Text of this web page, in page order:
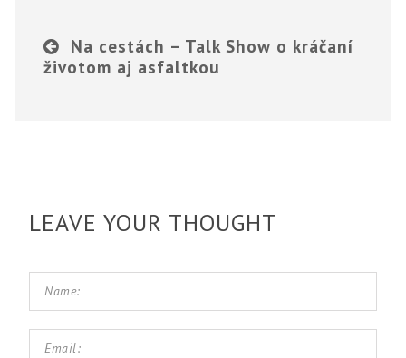
Na cestách – Talk Show o kráčaní
životom aj asfaltkou
LEAVE YOUR THOUGHT